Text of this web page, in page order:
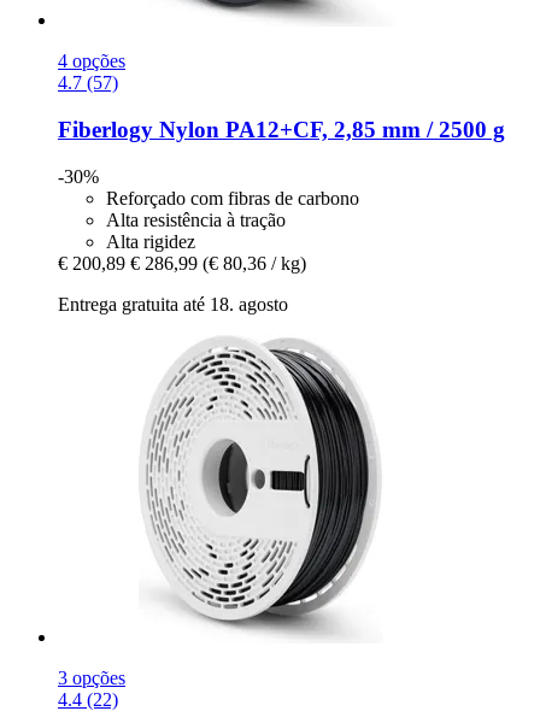
4 opções
4.7 (57)
Fiberlogy Nylon PA12+CF, 2,85 mm / 2500 g
-30%
Reforçado com fibras de carbono
Alta resistência à tração
Alta rigidez
€ 200,89 € 286,99 (€ 80,36 / kg)
Entrega gratuita até 18. agosto
3 opções
4.4 (22)